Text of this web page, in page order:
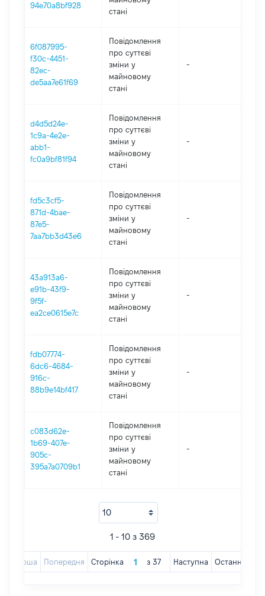
94e70a8bf928
стані
6f087995-
f30c-4451-
82ec-
de5aa7e61f69
Повідомлення
про суттєві
зміни y
майновому
стані
-
d4d5d24e-
1c9a-4e2e-
abb1-
fc0a9bf81f94
Повідомлення
про суттєві
зміни y
майновому
стані
-
fd5c3cf5-
871d-4bae-
87e5-
7aa7bb3d43e6
Повідомлення
про суттєві
зміни y
майновому
стані
-
43a913a6-
e91b-43f9-
9f5f-
ea2ce0615e7c
Повідомлення
про суттєві
зміни y
майновому
стані
-
fdb07774-
6dc6-4684-
916c-
88b9e14bf417
Повідомлення
про суттєві
зміни y
майновому
стані
-
c083d62e-
1b69-407e-
905c-
395a7a0709b1
Повідомлення
про суттєві
зміни y
майновому
стані
-
1 - 10 з 369
Перша Попередня Сторінка з 37 Наступна Остання